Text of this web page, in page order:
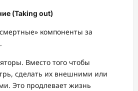
(Taking out)
компоненты за
Вместо того чтобы
сделать их внешними или
Это продлевает жизнь